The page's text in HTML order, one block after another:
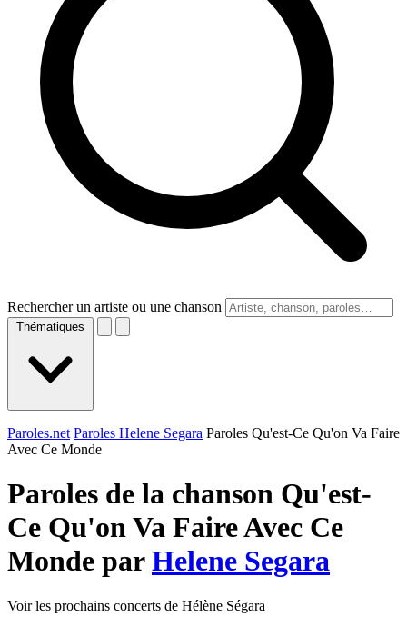
Rechercher un artiste ou une chanson
Thématiques
Paroles.net Paroles Helene Segara Paroles Qu'est-Ce Qu'on Va Faire
Avec Ce Monde
Paroles de la chanson Qu'est-
Ce Qu'on Va Faire Avec Ce
Monde parHelene Segara
Voir les prochains concerts de Hélène Ségara